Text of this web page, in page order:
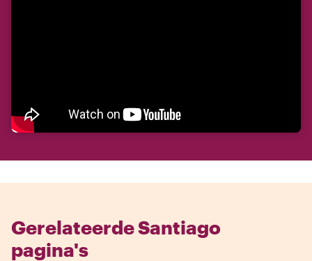
Gerelateerde Santiago
pagina's